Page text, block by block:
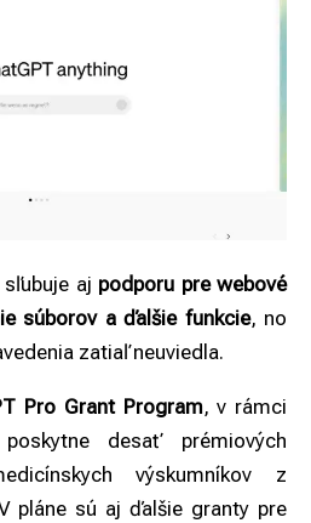
aj podporu pre webové
súborov a ďalšie funkcie, no
zatiaľ neuviedla.
Pro Grant Program, v rámci
desať prémiových
výskumníkov z
pláne sú aj ďalšie granty pre